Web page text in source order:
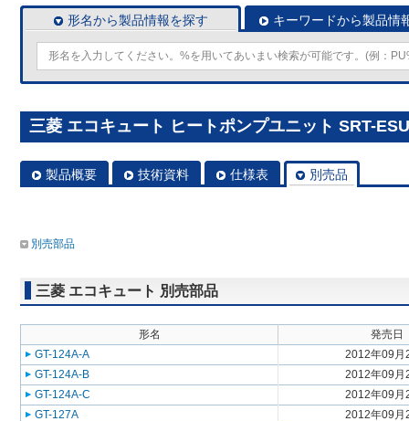
形名から製品情報を探す キーワードから製品情
三菱 エコキュート ヒートポンプユニット SRT-
製品概要 技術資料 仕様表 別売品
別売部品
三菱 エコキュート 別売部品
形名
発売日
GT-124A-A
2012年09月
GT-124A-B
2012年09月
GT-124A-C
2012年09月
GT-127A
2012年09月